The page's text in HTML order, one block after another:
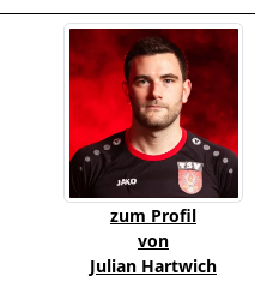
zum Profil
von
Julian Hartwich